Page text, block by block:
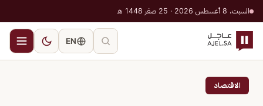
السبت، 8 أغسطس 2026 · 25 صفر 1448 هـ
EN
الاقتصاد